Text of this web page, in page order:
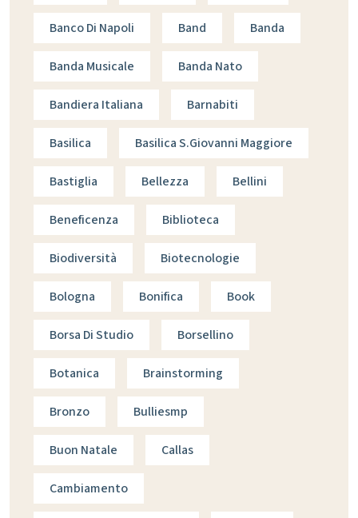
Banco Di Napoli Band Banda
Banda Musicale Banda Nato
Bandiera Italiana Barnabiti
Basilica Basilica S.giovanni Maggiore
Bastiglia Bellezza Bellini
Beneficenza Biblioteca
Biodiversità Biotecnologie
Bologna Bonifica Book
Borsa Di Studio Borsellino
Botanica Brainstorming
Bronzo Bulliesmp
Buon Natale Callas
Cambiamento